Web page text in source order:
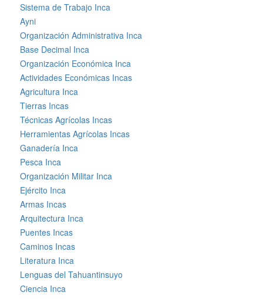
Sistema de Trabajo Inca
Ayni
Organización Administrativa Inca
Base Decimal Inca
Organización Económica Inca
Actividades Económicas Incas
Agricultura Inca
Tierras Incas
Técnicas Agrícolas Incas
Herramientas Agrícolas Incas
Ganadería Inca
Pesca Inca
Organización Militar Inca
Ejército Inca
Armas Incas
Arquitectura Inca
Puentes Incas
Caminos Incas
Literatura Inca
Lenguas del Tahuantinsuyo
Ciencia Inca